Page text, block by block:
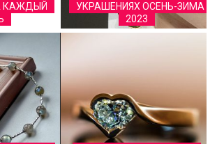
КАЖДЫЙ
УКРАШЕНИЯХ ОСЕНЬ-ЗИМА
2023